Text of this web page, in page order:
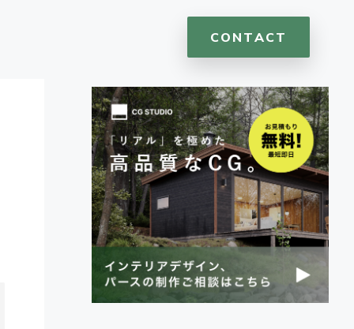
CONTACT